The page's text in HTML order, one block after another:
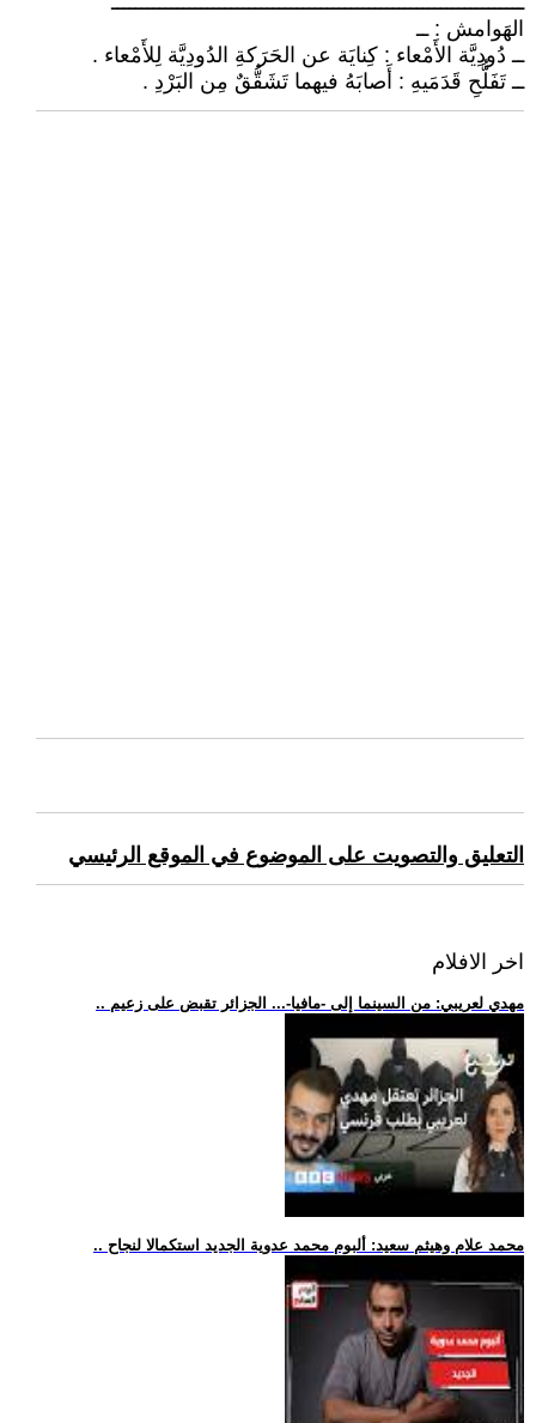
الهَوامش : ــ
ــ دُودِيَّة الأَمْعاء : كِنايَة عن الحَرَكةِ الدُودِيَّة لِلأَمْعاء .
ــ تَفَلُّحِ قَدَمَيهِ : أَصابَهُ فيهما تَشَقُّقٌ مِن البَرْدِ .
التعليق والتصويت على الموضوع في الموقع الرئيسي
اخر الافلام
.. مهدي لعريبي: من السينما إلى -مافيا-... الجزائر تقبض على زعيم
.. محمد علام وهيثم سعيد: ألبوم محمد عدوية الجديد استكمالا لنجاح